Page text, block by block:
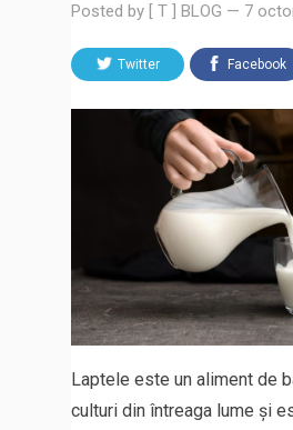
Posted by [ T ] BLOG — 7
Twitter Facebook
Laptele este un aliment de
culturi din întreaga lume și